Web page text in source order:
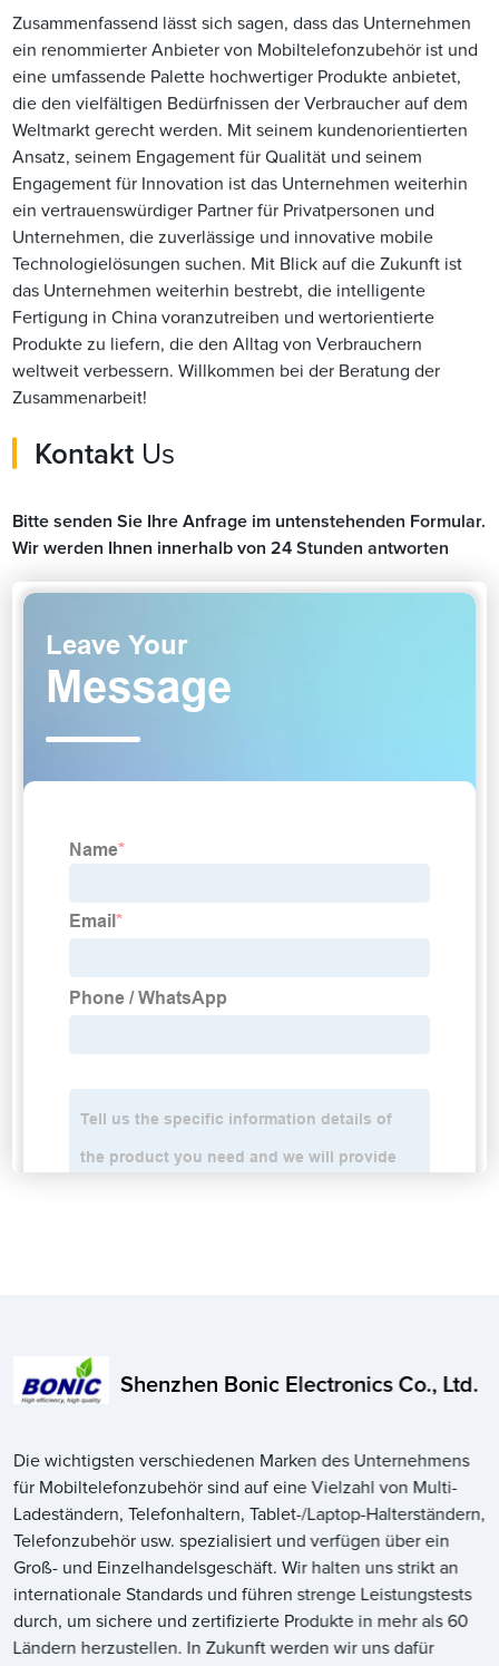
Zusammenfassend lässt sich sagen, dass das Unternehmen
ein renommierter Anbieter von Mobiltelefonzubehör ist und
eine umfassende Palette hochwertiger Produkte anbietet,
die den vielfältigen Bedürfnissen der Verbraucher auf dem
Weltmarkt gerecht werden. Mit seinem kundenorientierten
Ansatz, seinem Engagement für Qualität und seinem
Engagement für Innovation ist das Unternehmen weiterhin
ein vertrauenswürdiger Partner für Privatpersonen und
Unternehmen, die zuverlässige und innovative mobile
Technologielösungen suchen. Mit Blick auf die Zukunft ist
das Unternehmen weiterhin bestrebt, die intelligente
Fertigung in China voranzutreiben und wertorientierte
Produkte zu liefern, die den Alltag von Verbrauchern
weltweit verbessern. Willkommen bei der Beratung der
Zusammenarbeit!
Kontakt Us
Bitte senden Sie Ihre Anfrage im untenstehenden Formular.
Wir werden Ihnen innerhalb von 24 Stunden antworten
Shenzhen Bonic Electronics Co., Ltd.
Die wichtigsten verschiedenen Marken des Unternehmens
für Mobiltelefonzubehör sind auf eine Vielzahl von Multi-
Ladeständern, Telefonhaltern, Tablet-/Laptop-Halterständern,
Telefonzubehör usw. spezialisiert und verfügen über ein
Groß- und Einzelhandelsgeschäft. Wir halten uns strikt an
internationale Standards und führen strenge Leistungstests
durch, um sichere und zertifizierte Produkte in mehr als 60
Ländern herzustellen. In Zukunft werden wir uns dafür